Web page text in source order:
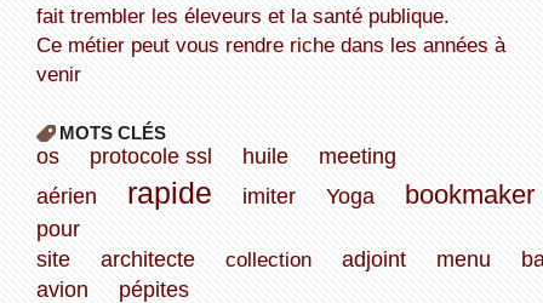
fait trembler les éleveurs et la santé publique.
Ce métier peut vous rendre riche dans les années à
venir
MOTS CLÉS
os protocole ssl huile
meeting
aérien
rapide imiter Yoga bookmaker
pour
site
architecte collection adjoint menu
avion
pépites